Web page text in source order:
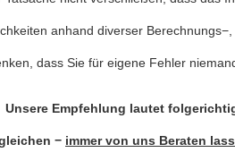
anhand diverser
dass Sie für eigene Fehler
Unsere Empfehlung lautet
− immer von uns Beraten